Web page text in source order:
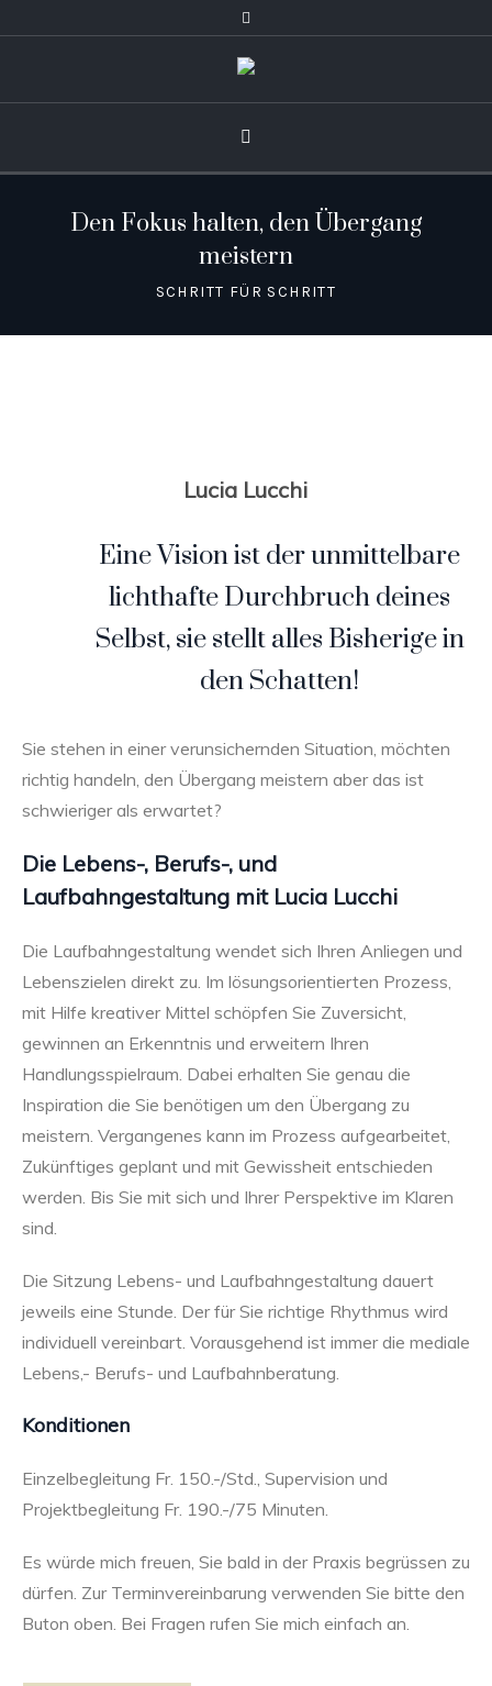
Den Fokus halten, den Übergang
meistern
SCHRITT FÜR SCHRITT
Lucia Lucchi
Eine Vision ist der unmittelbare
lichthafte Durchbruch deines
Selbst, sie stellt alles Bisherige in
den Schatten!
Sie stehen in einer verunsichernden Situation, möchten
richtig handeln, den Übergang meistern aber das ist
schwieriger als erwartet?
Die Lebens-, Berufs-, und
Laufbahngestaltung mit Lucia Lucchi
Die Laufbahngestaltung wendet sich Ihren Anliegen und
Lebenszielen direkt zu. Im lösungsorientierten Prozess,
mit Hilfe kreativer Mittel schöpfen Sie Zuversicht,
gewinnen an Erkenntnis und erweitern Ihren
Handlungsspielraum. Dabei erhalten Sie genau die
Inspiration die Sie benötigen um den Übergang zu
meistern. Vergangenes kann im Prozess aufgearbeitet,
Zukünftiges geplant und mit Gewissheit entschieden
werden. Bis Sie mit sich und Ihrer Perspektive im Klaren
sind.
Die Sitzung Lebens- und Laufbahngestaltung dauert
jeweils eine Stunde. Der für Sie richtige Rhythmus wird
individuell vereinbart. Vorausgehend ist immer die mediale
Lebens,- Berufs- und Laufbahnberatung.
Konditionen
Einzelbegleitung Fr. 150.-/Std., Supervision und
Projektbegleitung Fr. 190.-/75 Minuten.
Es würde mich freuen, Sie bald in der Praxis begrüssen zu
dürfen. Zur Terminvereinbarung verwenden Sie bitte den
Buton oben. Bei Fragen rufen Sie mich einfach an.